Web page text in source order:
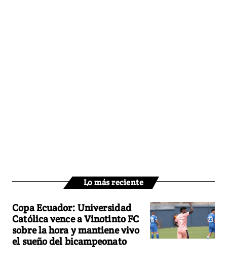
Lo más reciente
Copa Ecuador: Universidad
Católica vence a Vinotinto FC
sobre la hora y mantiene vivo
el sueño del bicampeonato